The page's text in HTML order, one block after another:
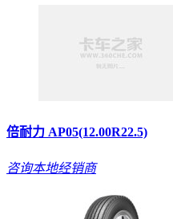
倍耐力 AP05(12.00R22.5)
咨询本地经销商